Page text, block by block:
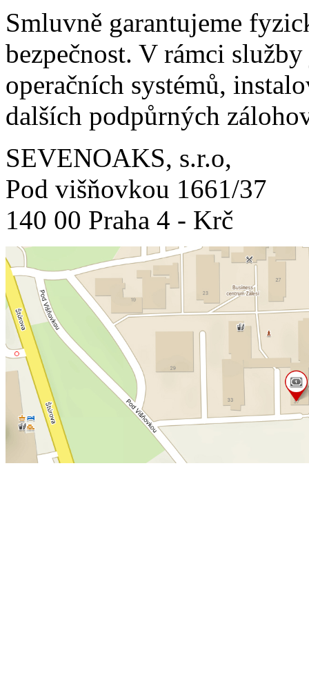
Smluvně garantujeme
bezpečnost. V rámci
operačních systémů,
dalších podpůrných
SEVENOAKS, s.r.o,
Pod višňovkou 1661/37
140 00 Praha 4 - Krč